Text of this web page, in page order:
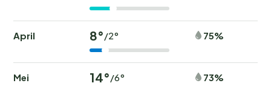
April 8°/2° 75%
Mei 14°/6° 73%